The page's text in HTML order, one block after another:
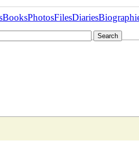
BooksPhotosFilesDiaries